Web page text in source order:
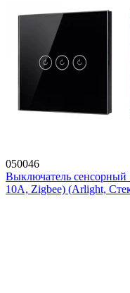
050046
Выключатель
10A, Zigbee) (Arlight,